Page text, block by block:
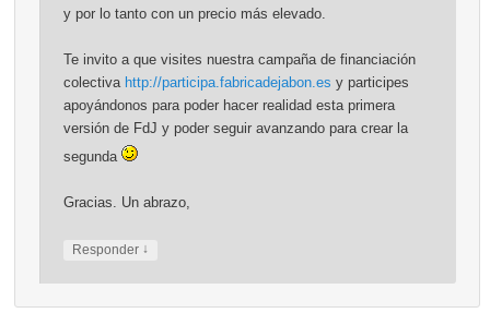
y por lo tanto con un precio más elevado.
Te invito a que visites nuestra campaña de financiación
colectiva http://participa.fabricadejabon.es y participes
apoyándonos para poder hacer realidad esta primera
versión de FdJ y poder seguir avanzando para crear la
segunda
Gracias. Un abrazo,
Responder ↓